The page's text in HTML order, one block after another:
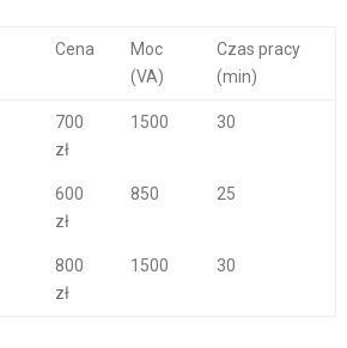
Cena
Moc
(VA)
Czas pracy
(min)
700
zł
1500 30
600
zł
850 25
800
zł
1500 30